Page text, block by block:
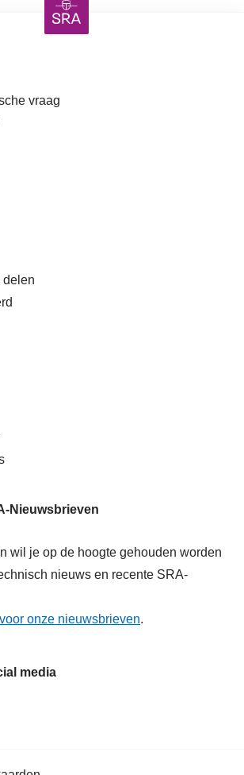
vraag
delen
Nieuwsbrieven
wil je op de hoogte gehouden worden
nieuws en recente SRA-
onze nieuwsbrieven.
media